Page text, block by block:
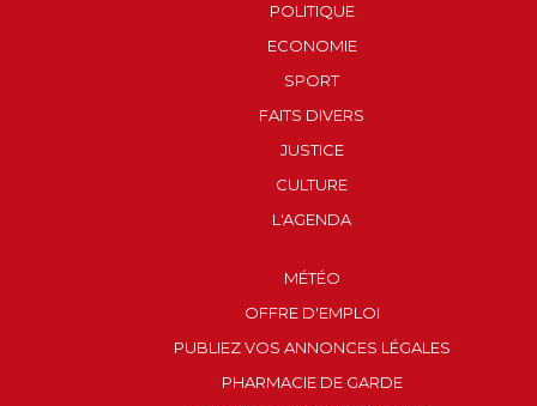
POLITIQUE
ECONOMIE
SPORT
FAITS DIVERS
JUSTICE
CULTURE
L'AGENDA
MÉTÉO
OFFRE D'EMPLOI
PUBLIEZ VOS ANNONCES LÉGALES
PHARMACIE DE GARDE